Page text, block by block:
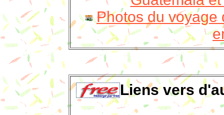
Photos du voyage
Liens vers